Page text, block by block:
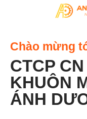
Chào mừng
CTCP CN
KHUÔN
ÁNH